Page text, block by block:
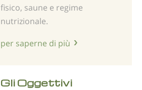
fisico, saune e regime
nutrizionale.
per saperne di più
Gli Oggettivi